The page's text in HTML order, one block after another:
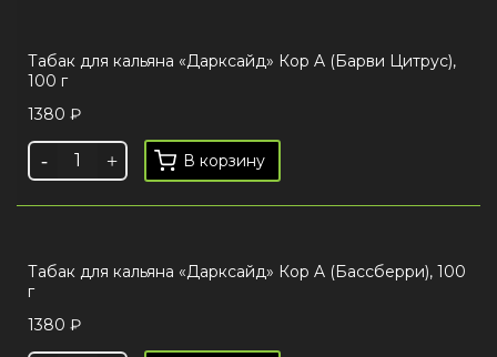
Табак для кальяна «Дарксайд» Кор A (Барви Цитрус),
100 г
1380 ₽
В корзину
Табак для кальяна «Дарксайд» Кор A (Бассберри), 100
г
1380 ₽